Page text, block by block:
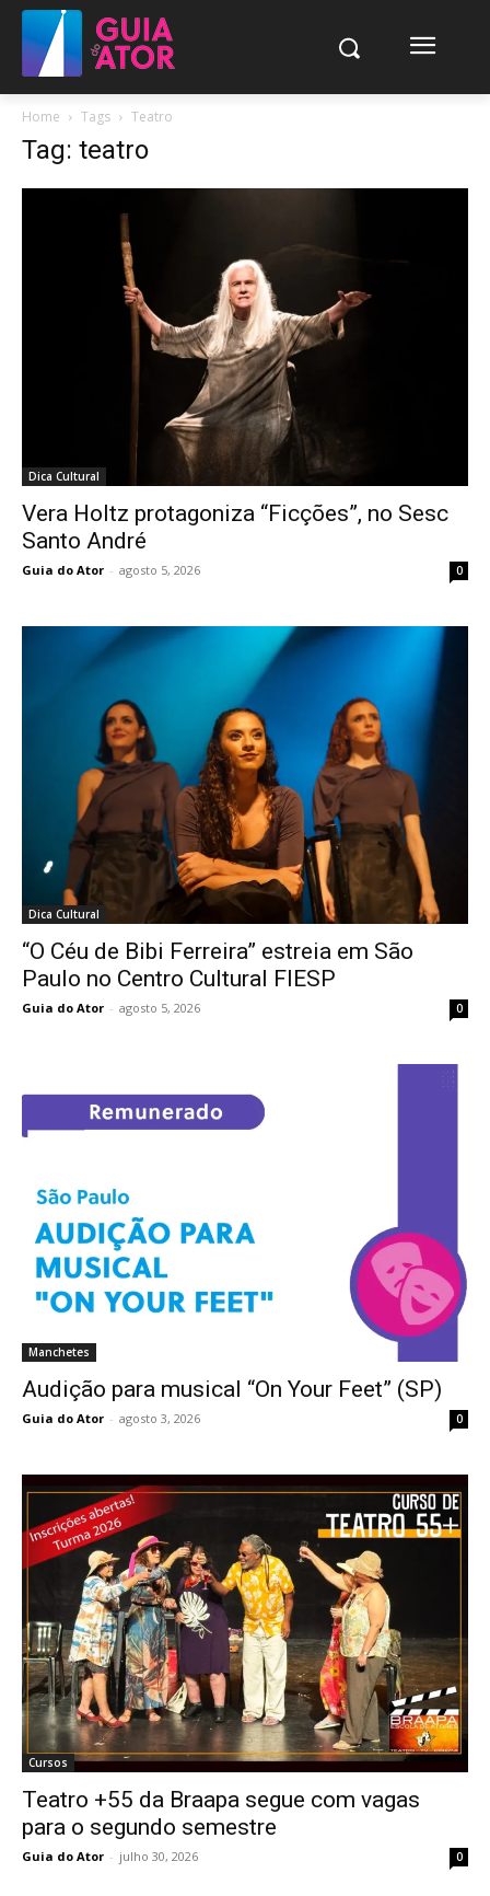
Home Tags Teatro
Tag: teatro
Dica Cultural
Vera Holtz protagoniza “Ficções”, no Sesc
Santo André
Guia do Ator - agosto 5, 2026 0
Dica Cultural
“O Céu de Bibi Ferreira” estreia em São
Paulo no Centro Cultural FIESP
Guia do Ator - agosto 5, 2026 0
Manchetes
Audição para musical “On Your Feet” (SP)
Guia do Ator - agosto 3, 2026 0
Cursos
Teatro +55 da Braapa segue com vagas
para o segundo semestre
Guia do Ator - julho 30, 2026 0